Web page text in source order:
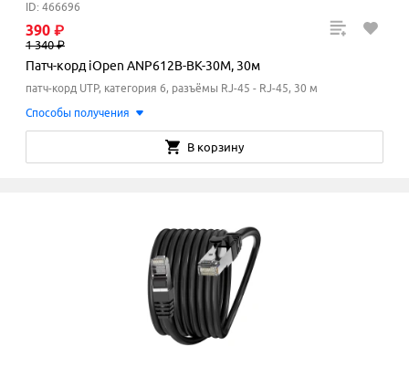
ID: 466696
1 340 ₽
390 ₽
Патч-корд iOpen ANP612B-BK-30M, 30м
патч-корд UTP, категория 6, разъёмы RJ-45 - RJ-45, 30 м
Способы получения
В корзину